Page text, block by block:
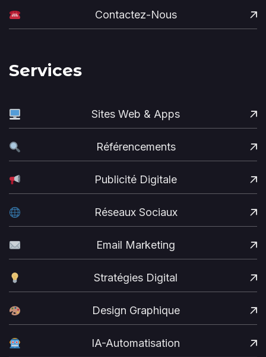
Contactez-Nous
Services
Sites Web & Apps
Référencements
Publicité Digitale
Réseaux Sociaux
Email Marketing
Stratégies Digital
Design Graphique
IA-Automatisation